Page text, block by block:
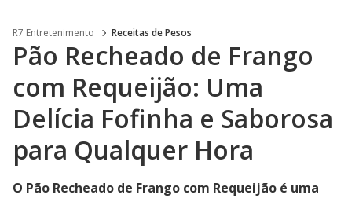
R7 Entretenimento Receitas de Pesos
Pão Recheado de Frango
com Requeijão: Uma
Delícia Fofinha e Saborosa
para Qualquer Hora
O Pão Recheado de Frango com Requeijão é uma